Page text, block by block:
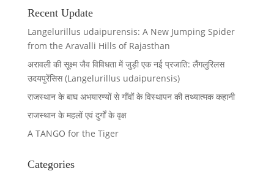
Recent Update
Langelurillus udaipurensis: A New Jumping Spider
from the Aravalli Hills of Rajasthan
अरावली की सूक्ष्म जैव विविधता में जुड़ी एक नई प्रजाति: लैंगलुरिलस
उदयपुरेंसिस (Langelurillus udaipurensis)
राजस्थान के बाघ अभयारण्यों से गाँवों के विस्थापन की तथ्यात्मक कहानी
राजस्थान के महलों एवं दुर्गों के वृक्ष
A TANGO for the Tiger
Categories